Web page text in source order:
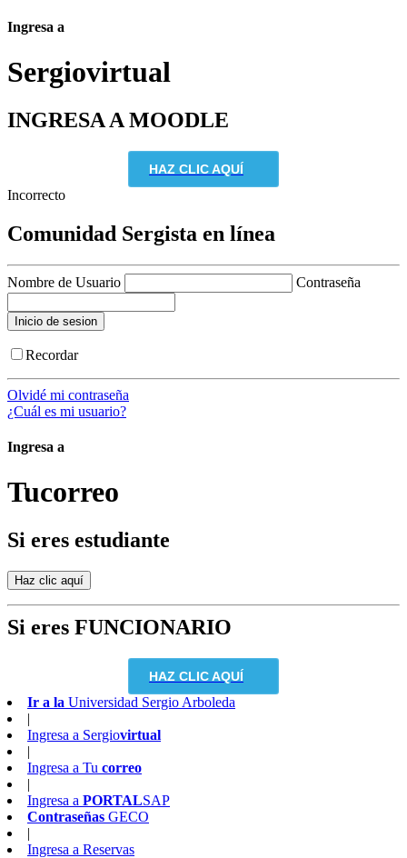
Ingresa a
Sergiovirtual
INGRESA A MOODLE
HAZ CLIC AQUÍ
Incorrecto
Comunidad Sergista en línea
Nombre de Usuario Contraseña
Recordar
Olvidé mi contraseña
¿Cuál es mi usuario?
Ingresa a
Tucorreo
Si eres estudiante
Si eres FUNCIONARIO
HAZ CLIC AQUÍ
Ir a la Universidad Sergio Arboleda
|
Ingresa a Sergiovirtual
|
Ingresa a Tu correo
|
Ingresa a PORTALSAP
Contraseñas GECO
|
Ingresa a Reservas